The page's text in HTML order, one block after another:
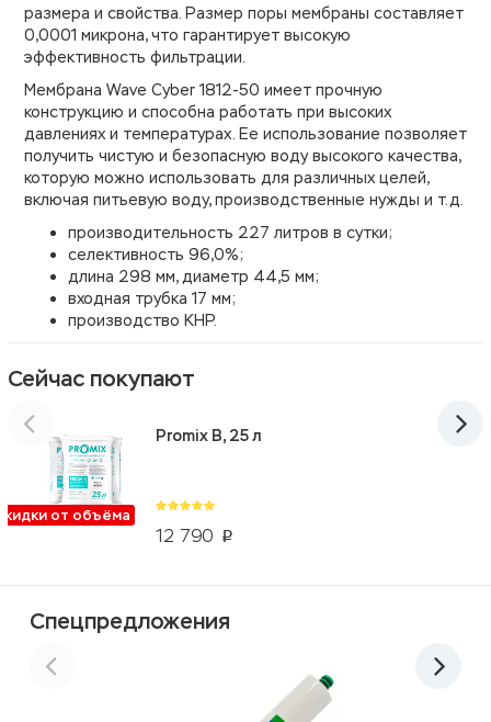
размера и свойства. Размер поры мембраны составляет
0,0001 микрона, что гарантирует высокую
эффективность фильтрации.
Мембрана Wave Cyber 1812-50 имеет прочную
конструкцию и способна работать при высоких
давлениях и температурах. Ее использование позволяет
получить чистую и безопасную воду высокого качества,
которую можно использовать для различных целей,
включая питьевую воду, производственные нужды и т.д.
производительность 227 литров в сутки;
селективность 96,0%;
длина 298 мм, диаметр 44,5 мм;
входная трубка 17 мм;
производство КНР.
Сейчас покупают
от объёма
12 790 p
Promix B, 25 л
Спецпредложения